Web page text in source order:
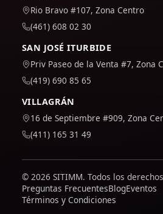
Rio Bravo #107, Zona Centro
(461) 608 02 30
SAN JOSÉ ITURBIDE
Priv Paseo de la Venta #7, Zona
(419) 690 85 65
VILLAGRÁN
16 de Septiembre #909, Zona
(411) 165 31 49
© 2026 SITIMM. Todos los
Preguntas FrecuentesBlogEventos
Términos y Condiciones